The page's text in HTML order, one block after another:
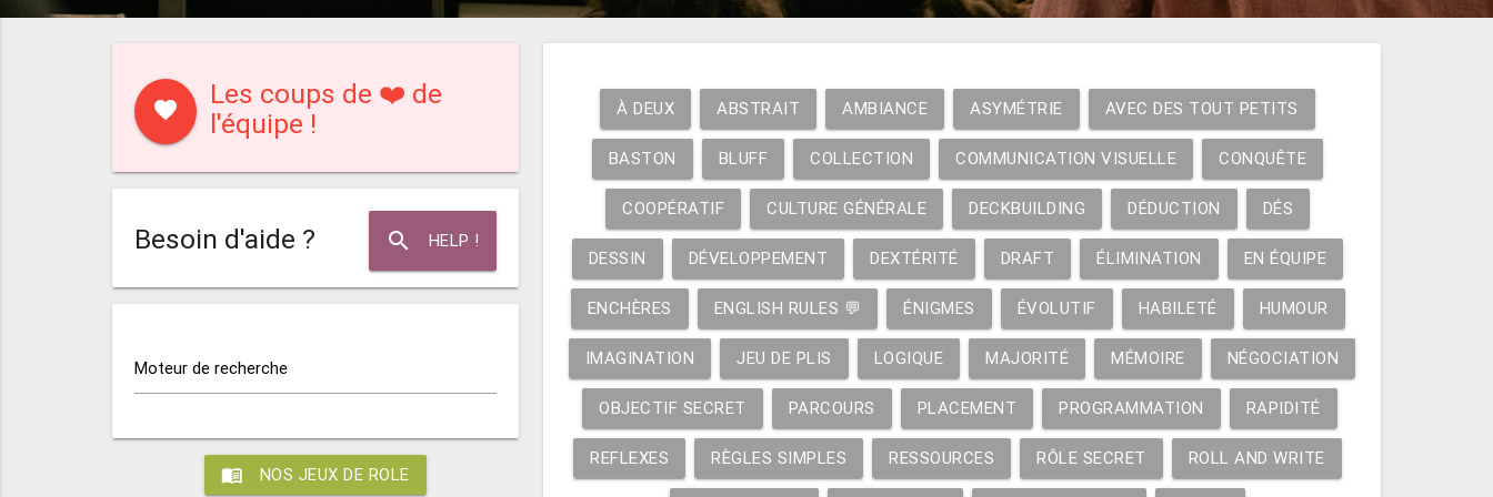
favorite
Les coups de ❤️ de
l'équipe !
search HELP !
Besoin d'aide ?
Moteur de recherche
menu_book NOS JEUX DE ROLE
À DEUX ABSTRAIT AMBIANCE ASYMÉTRIE AVEC DES TOUT PETITS
BASTON BLUFF COLLECTION COMMUNICATION VISUELLE CONQUÊTE
COOPÉRATIF CULTURE GÉNÉRALE DECKBUILDING DÉDUCTION DÉS
DESSIN DÉVELOPPEMENT DEXTÉRITÉ DRAFT ÉLIMINATION EN ÉQUIPE
ENCHÈRES ENGLISH RULES 💬 ÉNIGMES ÉVOLUTIF HABILETÉ HUMOUR
IMAGINATION JEU DE PLIS LOGIQUE MAJORITÉ MÉMOIRE NÉGOCIATION
OBJECTIF SECRET PARCOURS PLACEMENT PROGRAMMATION RAPIDITÉ
REFLEXES RÈGLES SIMPLES RESSOURCES RÔLE SECRET ROLL AND WRITE